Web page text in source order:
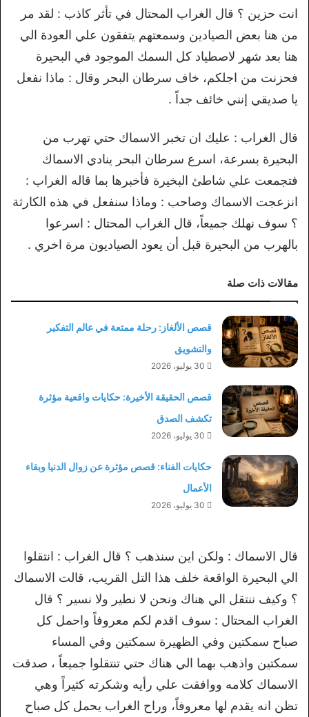
انت حزين ؟ قال الغراب المحتال في تأثر كاذب : لقد مر
من هنا بعض الصيادين وسمعتهم يتفقون علي العودة الي
هنا بعد شهر لاصطياد كل السمك الموجود في البحيرة
فحزنت من اجلكم، خاف سرطان البحر وقال : ماذا نفعل
يا صديقي إنني خائف جداً .
قال الغراب : عليك ان تخبر الاسماك حتي تهرب من
البحيرة بسرعة، اسرع سرطان البحر ينادي الاسماك
فتجمعت علي شاطئ البخيرة فأخبرها بما قاله الغراب :
انزعجت الاسماك وصاحب : وماذا سنفعل في هذه الكارثة
؟ سوف نهلك جميعاً، قال الغراب المحتال : اسرعوا
بالهرب من البحيرة قبل أن يعود الصياديون مرة اخري .
مقالات ذات صلة
قصص الألغاز: رحلة ممتعة في عالم التفكير
والتشويق
30 يوليو، 2026
قصص الحقيقة الأخيرة: حكايات واقعية مؤثرة
تكشف الصدق
30 يوليو، 2026
حكايات الفناء: قصص مؤثرة عن زوال الدنيا وبقاء
الأعمال
30 يوليو، 2026
قال الاسماك : ولكن اين سنذهب ؟ قال الغراب : انتقلوا
الي البحيرة الواقعة خلف هذا التل القريب، قالت الاسماك
؟ وكيف ننتقل الي هناك ونحن لا نطير ولا نسير ؟ قال
الغراب المحتال : سوف اقدم لكم معروفاً واحمل كل
صباح سمكتين وفي الظهيرة سمكتين وفي المساء
سمكتين واذهب بهما الي هناك حتي تنتقلوا جميعاً ، صدقت
الاسماك كلامه ووافقت علي رأيه وشكرته كثيراً وهي
تظن انه يقدم لها معروفاً، وراح الغراب يحمل كل صباح